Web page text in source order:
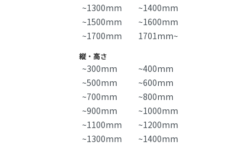
~1300mm
~1400mm
~1500mm
~1600mm
~1700mm
1701mm~
縦・高さ
~300mm
~400mm
~500mm
~600mm
~700mm
~800mm
~900mm
~1000mm
~1100mm
~1200mm
~1300mm
~1400mm